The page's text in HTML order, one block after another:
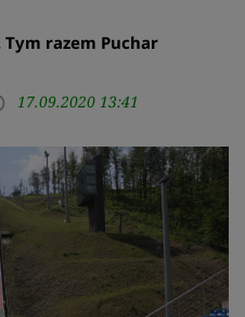
razem Puchar
17.09.2020 13:41